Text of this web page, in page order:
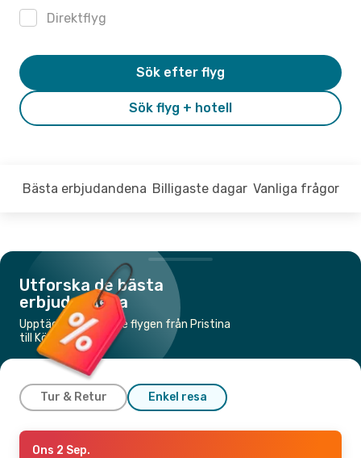
Direktflyg
Sök flyg + hotell
Sök efter flyg
Bästa erbjudandena Billigaste dagar Vanliga frågor
Utforska de bästa
erbjudandena
Upptäck de billigaste flygen från Pristina
till Köpenhamn
Tur & Retur Enkel resa
Ons 23 Sep.
Ons 2 Sep.